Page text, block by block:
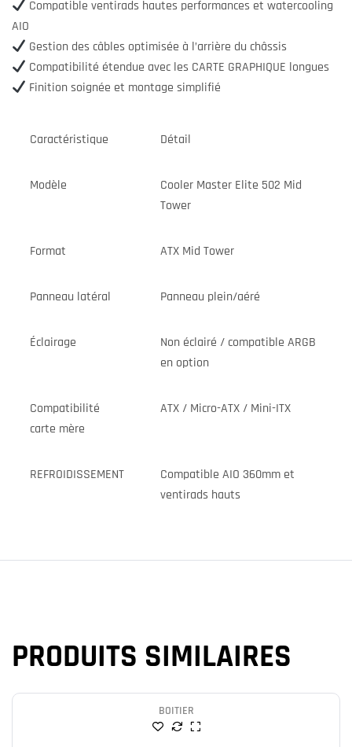
Compatible ventirads hautes performances et watercooling
AIO
Gestion des câbles optimisée à l’arrière du châssis
Compatibilité étendue avec les CARTE GRAPHIQUE longues
Finition soignée et montage simplifié
Caractéristique Détail
Modèle
Cooler Master Elite 502 Mid
Tower
Format ATX Mid Tower
Panneau latéral Panneau plein/aéré
Éclairage
Non éclairé / compatible ARGB
en option
Compatibilité
carte mère
ATX / Micro-ATX / Mini-ITX
REFROIDISSEMENT
Compatible AIO 360mm et
ventirads hauts
PRODUITS SIMILAIRES
BOITIER